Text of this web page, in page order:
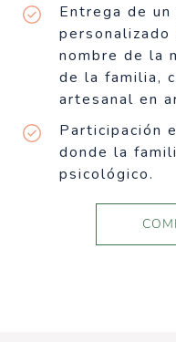
Entrega de
personalizado
nombre de la
de la familia,
artesanal en
Participación
donde la
psicológico.